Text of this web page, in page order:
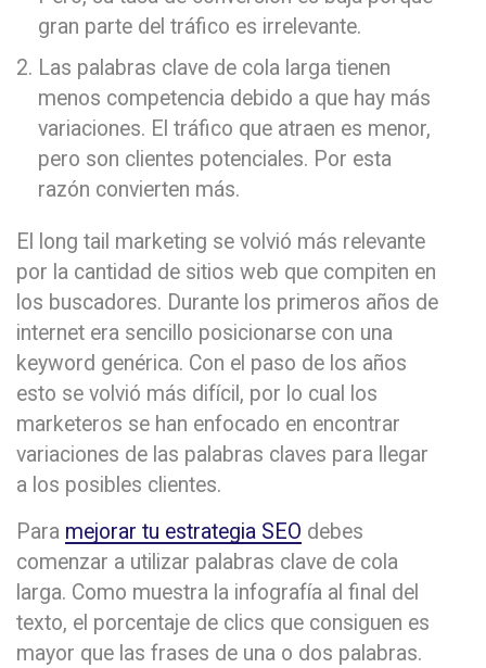
gran parte del tráfico es irrelevante.
Las palabras clave de cola larga tienen
menos competencia debido a que hay más
variaciones. El tráfico que atraen es menor,
pero son clientes potenciales. Por esta
razón convierten más.
El long tail marketing se volvió más relevante
por la cantidad de sitios web que compiten en
los buscadores. Durante los primeros años de
internet era sencillo posicionarse con una
keyword genérica. Con el paso de los años
esto se volvió más difícil, por lo cual los
marketeros se han enfocado en encontrar
variaciones de las palabras claves para llegar
a los posibles clientes.
Para mejorar tu estrategia SEO debes
comenzar a utilizar palabras clave de cola
larga. Como muestra la infografía al final del
texto, el porcentaje de clics que consiguen es
mayor que las frases de una o dos palabras.